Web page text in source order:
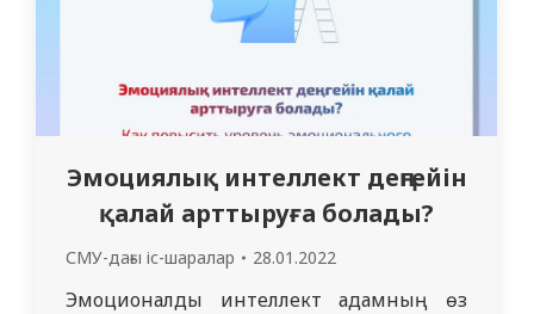
Эмоциялық интеллект деңгейін
қалай арттыруға болады?
СМУ-дағы іс-шаралар 28.01.2022
Эмоционалды интеллект адамның өз